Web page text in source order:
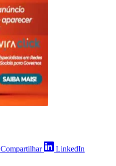
Compartilhar LinkedIn